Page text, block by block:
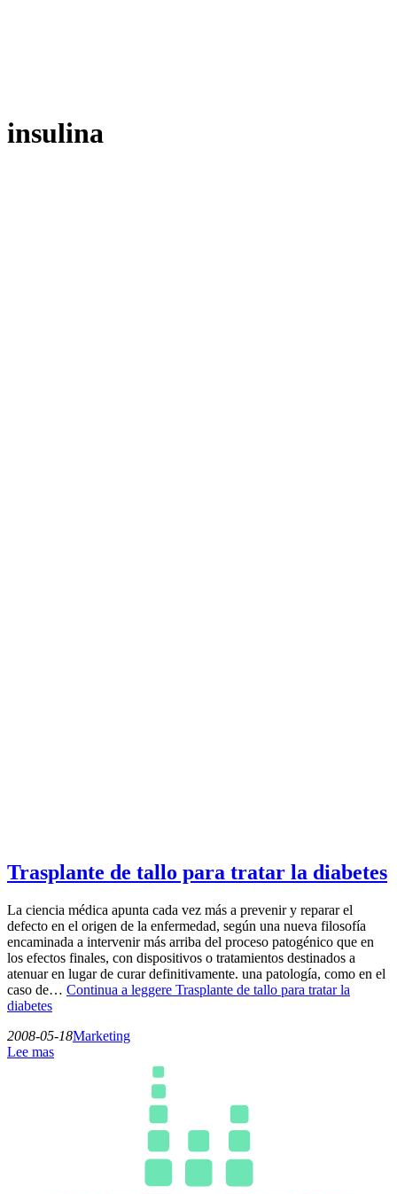
insulina
Trasplante de tallo para tratar la diabetes
La ciencia médica apunta cada vez más a prevenir y reparar el
defecto en el origen de la enfermedad, según una nueva filosofía
encaminada a intervenir más arriba del proceso patogénico que en
los efectos finales, con dispositivos o tratamientos destinados a
atenuar en lugar de curar definitivamente. una patología, como en el
caso de… Continua a leggere Trasplante de tallo para tratar la
diabetes
2008-05-18Marketing
Lee mas